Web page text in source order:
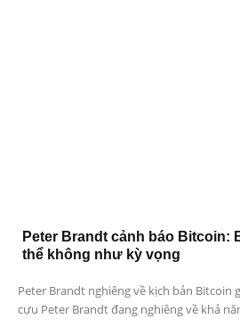
Peter Brandt cảnh báo Bitcoin:
thể không như kỳ vọng
Peter Brandt nghiêng về kịch bản Bitcoin
cựu Peter Brandt đang nghiêng về khả